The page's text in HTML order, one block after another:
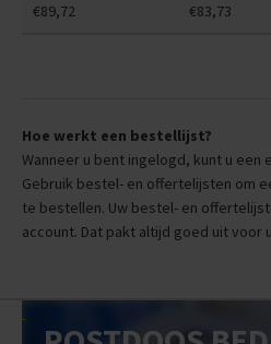
€89,72
€83,73
Hoe werkt een bestellijst?
Wanneer u bent ingelogd, kunt u een
Gebruik bestel- en offertelijsten om
te bestellen. Uw bestel- en
account. Dat pakt altijd goed uit voor